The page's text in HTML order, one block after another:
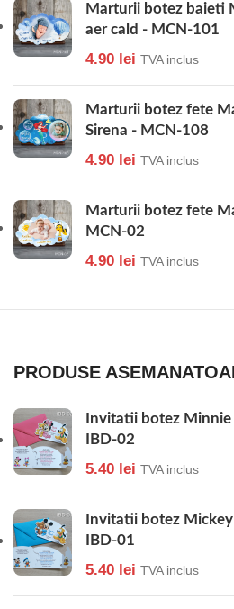
Marturii botez baieti
aer cald - MCN-101
4.90 lei TVA inclus
Marturii botez fete
Sirena - MCN-108
4.90 lei TVA inclus
Marturii botez fete
MCN-02
4.90 lei TVA inclus
PRODUSE
Invitatii botez
IBD-02
5.40 lei TVA inclus
Invitatii botez
IBD-01
5.40 lei TVA inclus